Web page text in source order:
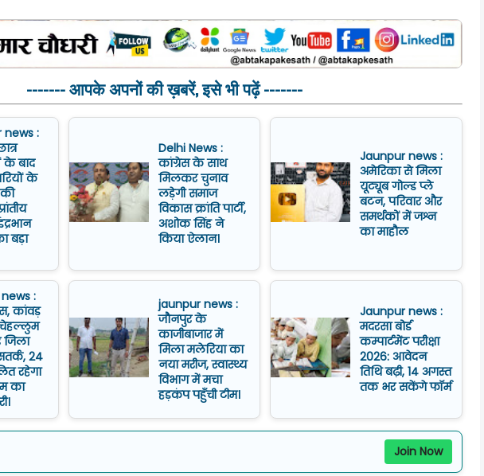
------- आपके अपनों की ख़बरें, इसे भी पढ़ें -------
news :
बाद
के
बड़ा
Delhi News :
कांग्रेस के साथ
मिलकर चुनाव
लड़ेगी समाज
विकास क्रांति पार्टी,
अशोक सिंह ने
किया ऐलान।
Jaunpur news :
अमेरिका से मिला
यूट्यूब गोल्ड प्ले
बटन, परिवार और
समर्थकों में जश्न
का माहौल
:
कांवड़
चेहल्लुम
24
रहेगा
का
jaunpur news :
जौनपुर के
काजीबाजार में
मिला मलेरिया का
नया मरीज, स्वास्थ्य
विभाग में मचा
हड़कंप पहुँची टीम।
Jaunpur news :
मदरसा बोर्ड
कम्पार्टमेंट परीक्षा
2026: आवेदन
तिथि बढ़ी, 14 अगस्त
तक भर सकेंगे फॉर्म
Join Now